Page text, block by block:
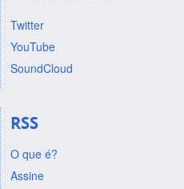
Twitter
YouTube
SoundCloud
RSS
O que é?
Assine